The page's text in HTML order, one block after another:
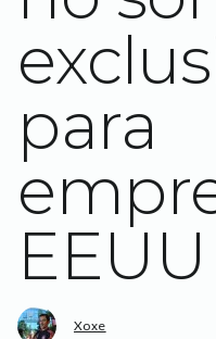
para
EEUU
Xoxe